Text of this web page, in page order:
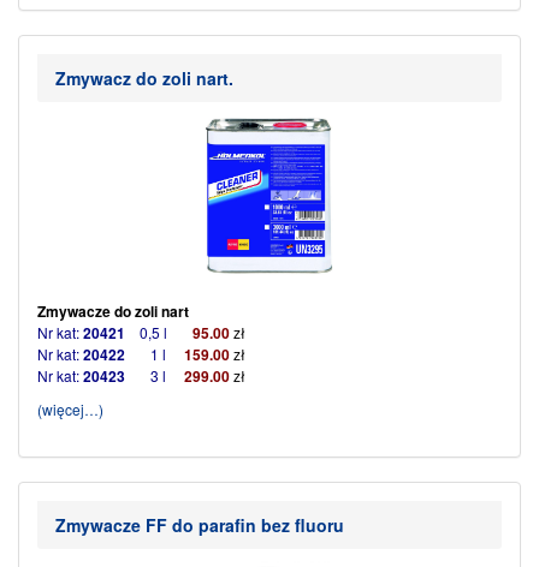
Nikliński Jacek Export Import
71 1600 1042 0002 0142 3523 3001
Ze sportowym pozdrowieniemKAMI SPORT
Zmywacz do zoli nart.
Zmywacze do zoli nart
Nr kat:20421 0,5 l 95.00zł
Nr kat:20422 1 l 159.00zł
Nr kat:20423 3 l 299.00zł
(więcej…)
Zmywacze FF do parafin bez fluoru